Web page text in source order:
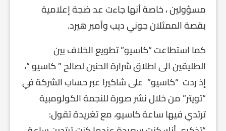
مسؤولين ، خاصة أنها جاءت عد ضجة إعلامية
بقصة الممثلان جوني ديب وآمبر هيرد.
كما استطاعت “كاسيو” تطويع الخلاف بين
الطليقين الى اطلاق شرارة الحنين لصالح ” كاسيو “،
إذ ردت “كاسيو” على شاكيرا عبر حساب الشركة في
“تويتر” من خلال نشر صورة للنجمة الكولومبية
ترتدي فيها ساعة كاسيو، مع تغريدة تقول: